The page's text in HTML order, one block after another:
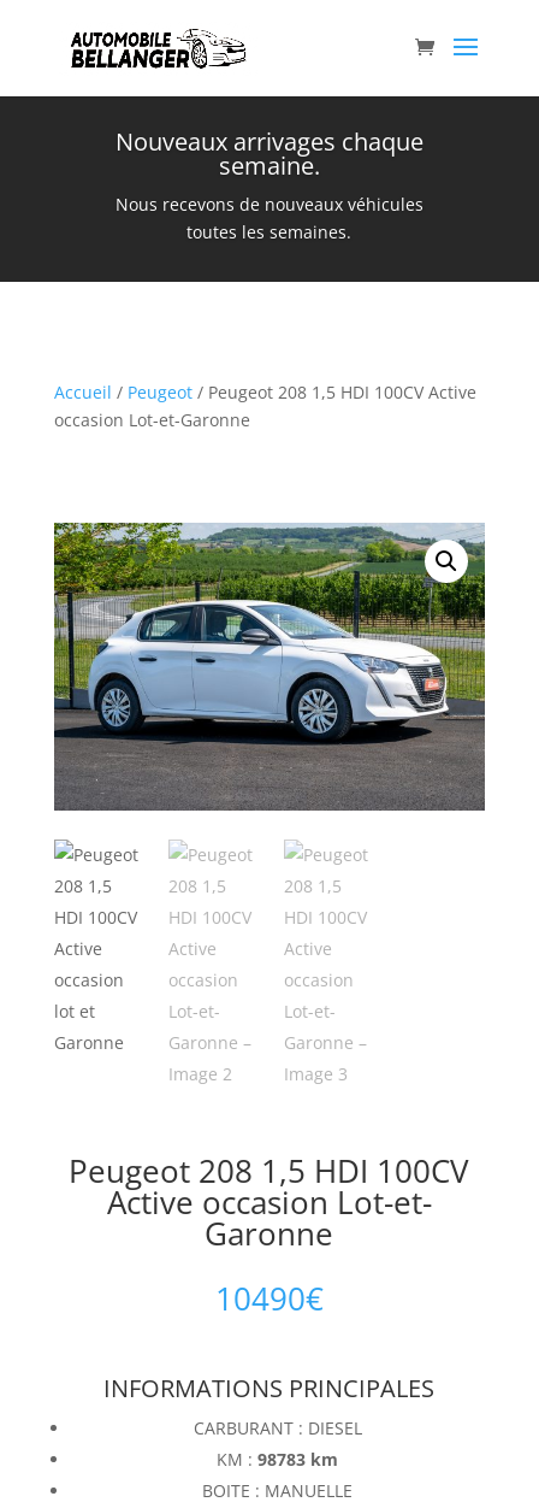
Nouveaux arrivages chaque
semaine.
Nous recevons de nouveaux véhicules
toutes les semaines.
Accueil / Peugeot/ Peugeot 208 1,5 HDI 100CV Active
occasion Lot-et-Garonne
Peugeot 208 1,5 HDI 100CV
Active occasion Lot-et-
Garonne
10490€
INFORMATIONS PRINCIPALES
CARBURANT : DIESEL
KM :98783 km
BOITE : MANUELLE